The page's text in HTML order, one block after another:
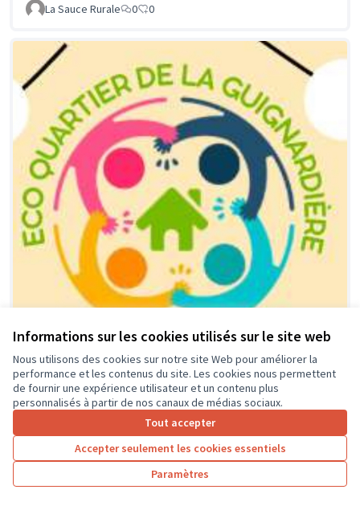
Informations sur les cookies utilisés sur le site web
Nous utilisons des cookies sur notre site Web pour améliorer la
performance et les contenus du site. Les cookies nous permettent
de fournir une expérience utilisateur et un contenu plus
personnalisés à partir de nos canaux de médias sociaux.
Tout accepter
Accepter seulement les cookies essentiels
Paramètres
La Sauce Rurale
0 0
Financement équipement, activités
et animations locales dédié aux
jeunes de l'éco-quartier et leurs
parents.
Soumis
association ECO-QUARTIER LA GUIGNARDIERE 0 0